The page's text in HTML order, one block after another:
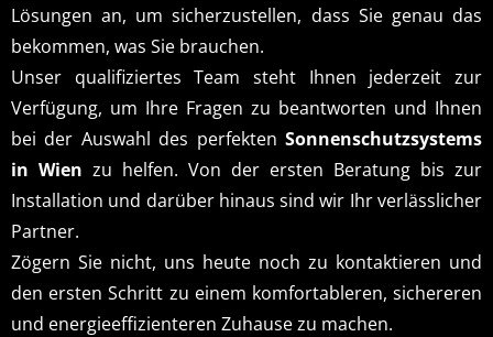
Lösungen an, um sicherzustellen, dass Sie genau das
bekommen, was Sie brauchen.
Unser qualifiziertes Team steht Ihnen jederzeit zur
Verfügung, um Ihre Fragen zu beantworten und Ihnen
bei der Auswahl des perfekten Sonnenschutzsystems
in Wien zu helfen. Von der ersten Beratung bis zur
Installation und darüber hinaus sind wir Ihr verlässlicher
Partner.
Zögern Sie nicht, uns heute noch zu kontaktieren und
den ersten Schritt zu einem komfortableren, sichereren
und energieeffizienteren Zuhause zu machen.